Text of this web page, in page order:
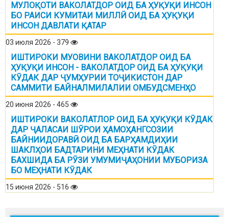
МУЛОҚОТИ ВАКОЛАТДОР ОИД БА ҲУҚУҚИ ИНСОН
БО РАИСИ КУМИТАИ МИЛЛӢ ОИД БА ҲУҚУҚИ
ИНСОН ДАВЛАТИ ҚАТАР
03 июля 2026 - 379
ИШТИРОКИ МУОВИНИ ВАКОЛАТДОР ОИД БА
ҲУҚУҚИ ИНСОН - ВАКОЛАТДОР ОИД БА ҲУҚУҚИ
КӮДАК ДАР ҶУМҲУРИИ ТОҶИКИСТОН ДАР
САММИТИ БАЙНАЛМИЛАЛИИ ОМБУДСМЕНҲО
20 июня 2026 - 465
ИШТИРОКИ ВАКОЛАТЛОР ОИД БА ҲУҚУҚИ КӮДАК
ДАР ҶАЛАСАИ ШӮРОИ ҲАМОҲАНГСОЗИИ
БАЙНИИДОРАВӢ ОИД БА БАРҲАМДИҲИИ
ШАКЛҲОИ БАДТАРИНИ МЕҲНАТИ КӮДАК
БАХШИДА БА РӮЗИ УМУМИҶАҲОНИИ МУБОРИЗА
БО МЕҲНАТИ КӮДАК
15 июня 2026 - 516